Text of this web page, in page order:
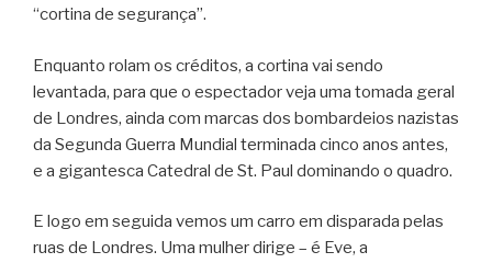
“cortina de segurança”.
Enquanto rolam os créditos, a cortina vai sendo
levantada, para que o espectador veja uma tomada geral
de Londres, ainda com marcas dos bombardeios nazistas
da Segunda Guerra Mundial terminada cinco anos antes,
e a gigantesca Catedral de St. Paul dominando o quadro.
E logo em seguida vemos um carro em disparada pelas
ruas de Londres. Uma mulher dirige – é Eve, a